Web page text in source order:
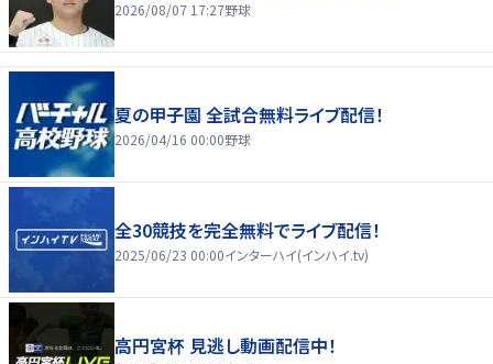
2026/08/07 17:27野球
夏の甲子園 全試合無料ライブ配信！
2026/04/16 00:00野球
全30競技を完全無料でライブ配信！
2025/06/23 00:00インターハイ(インハイ.tv)
高円宮杯 見逃し動画配信中！